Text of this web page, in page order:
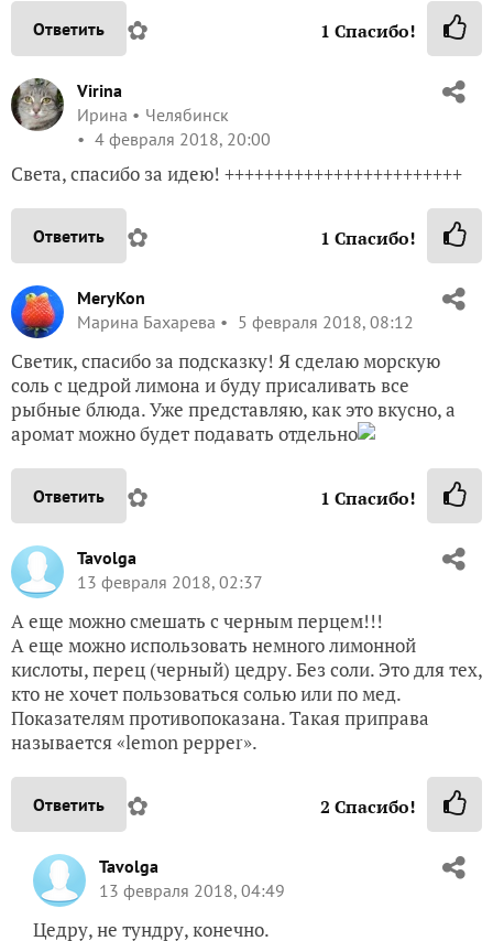
Ответить ✿ 1 Спасибо!
Virina
Ирина
Челябинск
4 февраля 2018, 20:00
Света, спасибо за идею! ++++++++++++++++++++++++
Ответить ✿ 1 Спасибо!
MeryKon
Марина Бахарева
5 февраля 2018, 08:12
Светик, спасибо за подсказку! Я сделаю морскую
соль с цедрой лимона и буду присаливать все
рыбные блюда. Уже представляю, как это вкусно, а
аромат можно будет подавать отдельно
Ответить ✿ 1 Спасибо!
Tavolga
13 февраля 2018, 02:37
A еще можно смешать с черным перцем!!!
A еще можно использовать немного лимонной
кислоты, перец (черный) цедру. Без соли. Это для тех,
кто не хочет пользоваться солью или по мед.
Показателям противопоказана. Такая приправа
называется «lemon pepper».
Ответить ✿ 2 Спасибо!
Tavolga
13 февраля 2018, 04:49
Цедру, не тундру, конечно.